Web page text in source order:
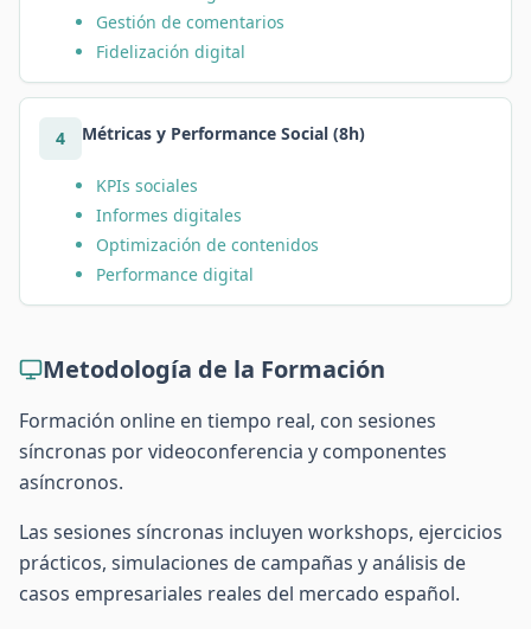
Gestión de comentarios
Fidelización digital
4 Métricas y Performance Social (8h)
KPIs sociales
Informes digitales
Optimización de contenidos
Performance digital
Metodología de la Formación
Formación online en tiempo real, con sesiones
síncronas por videoconferencia y componentes
asíncronos.
Las sesiones síncronas incluyen workshops, ejercicios
prácticos, simulaciones de campañas y análisis de
casos empresariales reales del mercado español.